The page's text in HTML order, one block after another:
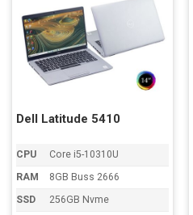
Dell Latitude 5410
CPU
Core i5-10310U
RAM
8GB Buss 2666
SSD
256GB Nvme